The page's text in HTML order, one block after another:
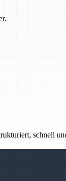
schnell